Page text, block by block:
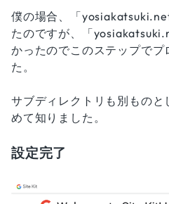
僕の場合、「
たのですが、「
かったのでこのステップでプ
た。
サブディレクトリも別もの
めて知りました。
設定完了